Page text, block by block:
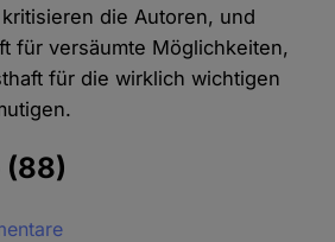
die Autoren, und
für versäumte Möglichkeiten,
für die wirklich wichtigen
(88)